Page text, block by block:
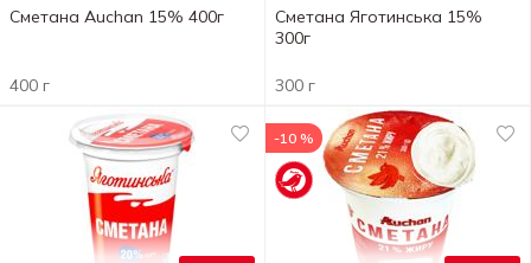
Сметана Auchan 15% 400г
400 г
Сметана Яготинська 15%
300г
300 г
-10 %